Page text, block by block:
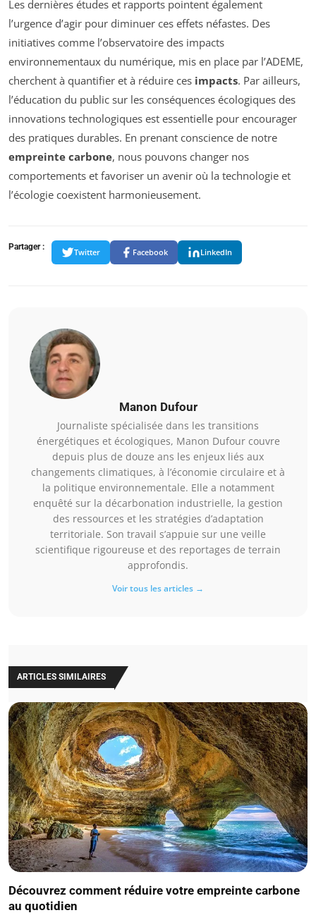
Les dernières études et rapports pointent également
l’urgence d’agir pour diminuer ces effets néfastes. Des
initiatives comme l’observatoire des impacts
environnementaux du numérique, mis en place par l’ADEME,
cherchent à quantifier et à réduire ces impacts. Par ailleurs,
l’éducation du public sur les conséquences écologiques des
innovations technologiques est essentielle pour encourager
des pratiques durables. En prenant conscience de notre
empreinte carbone, nous pouvons changer nos
comportements et favoriser un avenir où la technologie et
l’écologie coexistent harmonieusement.
Partager :
Twitter Facebook LinkedIn
Manon Dufour
Journaliste spécialisée dans les transitions
énergétiques et écologiques, Manon Dufour couvre
depuis plus de douze ans les enjeux liés aux
changements climatiques, à l’économie circulaire et à
la politique environnementale. Elle a notamment
enquêté sur la décarbonation industrielle, la gestion
des ressources et les stratégies d’adaptation
territoriale. Son travail s’appuie sur une veille
scientifique rigoureuse et des reportages de terrain
approfondis.
Voir tous les articles →
ARTICLES SIMILAIRES
Découvrez comment réduire votre empreinte carbone
au quotidien